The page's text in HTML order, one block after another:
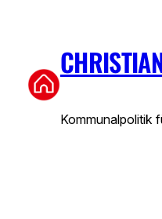
Kommunalpolitik